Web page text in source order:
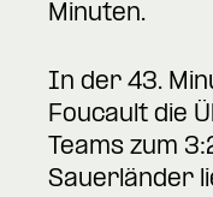
Minuten.
In der 43.
Foucault die
Teams zum
Sauerländer